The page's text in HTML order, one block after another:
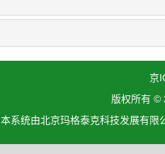
京
版权所有 ©
本系统由北京玛格泰克科技发展有